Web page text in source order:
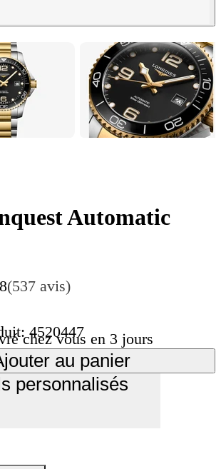
Automatic
(537 avis)
4520447
chez vous en 3 jours
au panier
personnalisés